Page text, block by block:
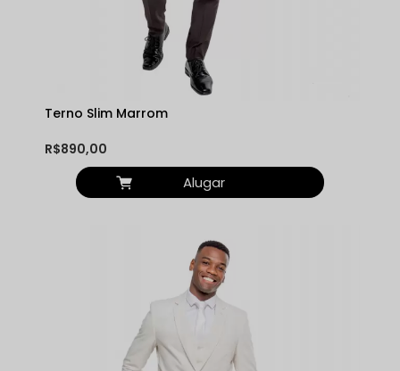
Terno Slim Marrom
R$890,00
Alugar